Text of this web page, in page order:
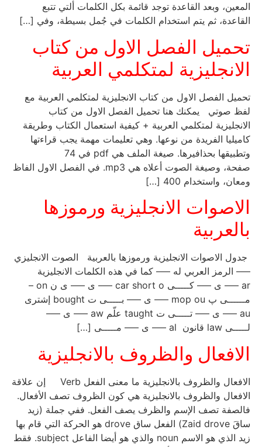
المعين، وبعد القاعدة توجد قائمة بكل الكلمات ألتي تتبع
القاعدة، ثم يتم استخدام الكلمات في جُمل بسيطة، وفي […]
تحميل الفصل الاول من كتاب
الانجليزية لمتكلمي العربية
تحميل الفصل الاول من كتاب الانجليزية لمتكلمي العربية مع
لفظ صوتي يمكنك هنا تحميل الفصل الاول من كتاب
الانجليزية لمتكلمي العربية + كيفية استعمال الكتاب وطريقة
كاميليا الفريدة من نوعها. وهي تعليمات مهمة يجب قراءتها
وتطبيقها بحذافيرها. صيغة الملف هي pdf في 74
صفحة، وصيغة الصوت أعلاه هي mp3. في الفصل الاول الفاظ
ومعان، واستخدام 400 […]
الاصوات الانجليزية ورموزها
بالعربية
جدول الاصوات الانجليزية ورموزها بالعربية الصوت الانجليزي
—– الرمز العربي له —– كما في هذه الكلمات الانجليزية
ar —– ى —– كـــــى car short o —– ى —– ى ن on –
مــــــى ﭖ mop ou —– ى —– بـــــى ت bought إشترى
au —– ى —– تـــــى ت taught علّم aw —– ى —–
لـــــى law قانون al —– ى —– مـــــى […]
الافعال والظروف بالانجليزية
الافعال والظروف بالانجليزية ما معنى الفعل Verb إن علاقة
الافعال والظروف بالانجليزية هي كون الظروف تصف الأفعال.
فالصفة تصف الإسم والظرف يصف الفعل. ففي جملة (زيد
ساقَ Zaid drove) الفعل ساق drove هو الحركة التي قام بها
زيد الذي هو الاسم noun والذي هو أيضا الفاعل subject. فقط